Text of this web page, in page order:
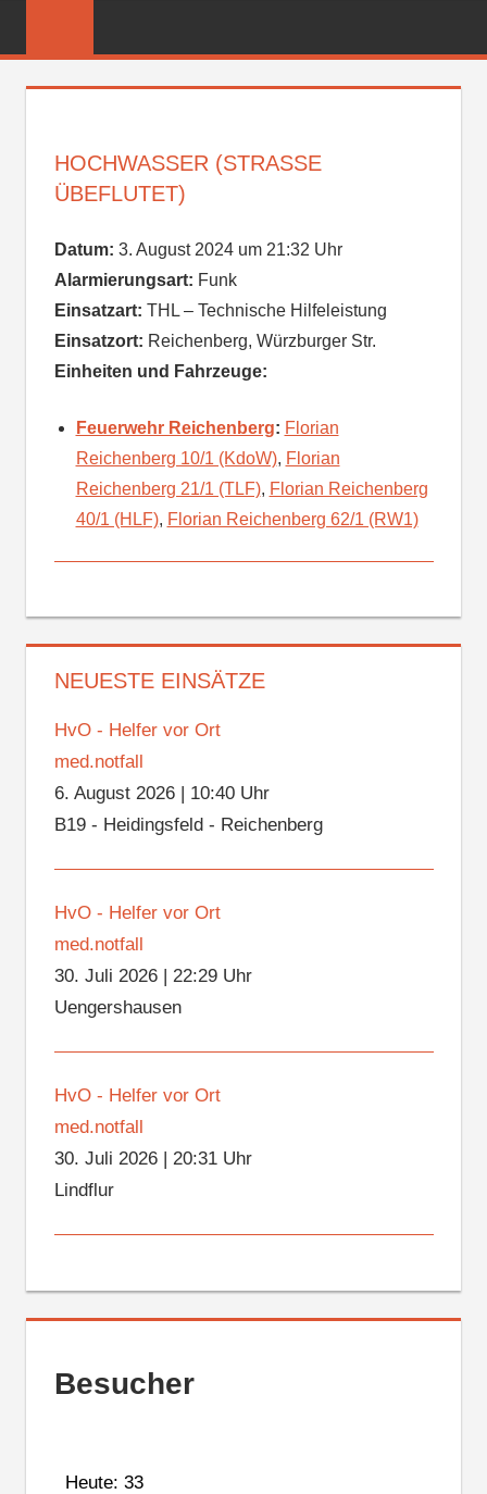
FEUERWEHR
HOCHWASSER (STRASSE Ü
BEFLUTET)
Datum: 3. August 2024 um 21:32 Uhr
Alarmierungsart: Funk
Einsatzart: THL – Technische Hilfeleistung
Einsatzort: Reichenberg, Würzburger Str.
Einheiten und Fahrzeuge:
Feuerwehr Reichenberg: Florian
Reichenberg 10/1 (KdoW), Florian
Reichenberg 21/1 (TLF), Florian Reichenberg
40/1 (HLF), Florian Reichenberg 62/1 (RW1)
NEUESTE EINSÄTZE
HvO - Helfer vor Ort
med.notfall
6. August 2026| 10:40 Uhr
B19 - Heidingsfeld - Reichenberg
HvO - Helfer vor Ort
med.notfall
30. Juli 2026| 22:29 Uhr
Uengershausen
HvO - Helfer vor Ort
med.notfall
30. Juli 2026| 20:31 Uhr
Lindflur
Besucher
Heute: 33